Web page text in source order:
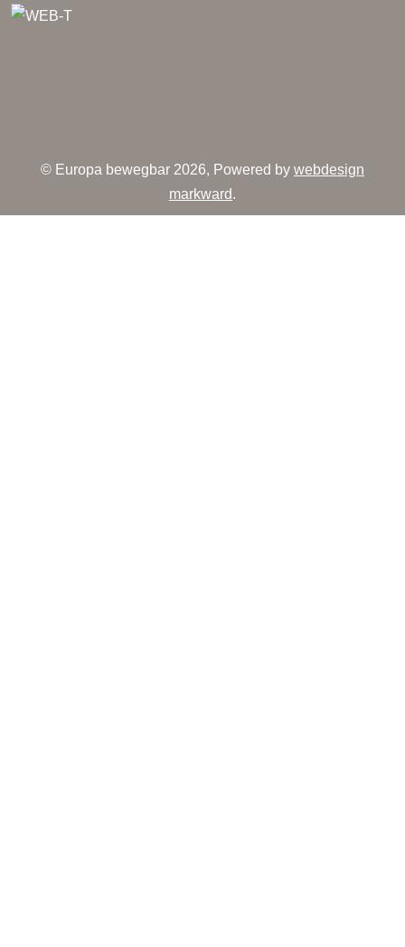
© Europa bewegbar 2026, Powered by webdesign
markward.